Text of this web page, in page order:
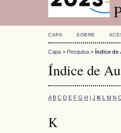
CAPA SOBRE
Capa > Pesquisa > Índice de
Índice de
A B C D E F G H I J K L M N
K